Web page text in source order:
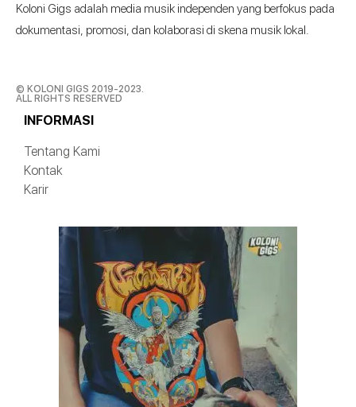
Koloni Gigs adalah media musik independen yang berfokus pada
dokumentasi, promosi, dan kolaborasi di skena musik lokal.
© KOLONI GIGS 2019-2023.
ALL RIGHTS RESERVED
INFORMASI
Tentang Kami
Kontak
Karir